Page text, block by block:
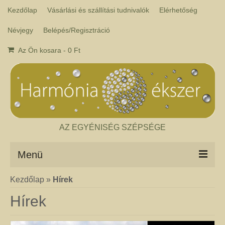
Kezdőlap Vásárlási és szállítási tudnivalók Elérhetőség
Névjegy Belépés/Regisztráció
Az Ön kosara - 0 Ft
AZ EGYÉNISÉG SZÉPSÉGE
Menü
Csakra ékszer
a népi hagyományok szerint segítik a csakrák harmónikus működését. Az
határozza meg, hogy melyik csakrához rendeljük. Így lehetséges az, hogy pl.
Kezdőlap » Hírek
Hírek